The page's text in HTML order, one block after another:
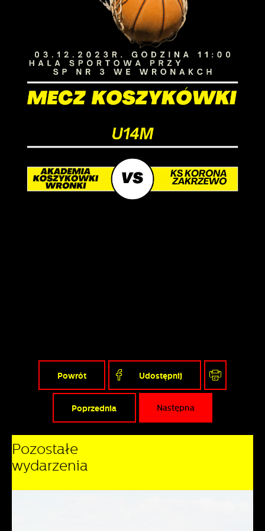
Powrót Udostępnij
Poprzednia Następna
Pozostałe
wydarzenia